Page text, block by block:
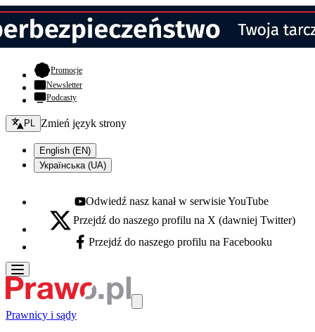
Promocje- otwiera się w nowej karcie
Newsletter
Podcasty
Zmień język - bieżący:
PL Zmień język strony
English (EN)
Українська (UA)
Youtube - otwiera się w nowej karcie
Odwiedź nasz kanał w serwisie YouTube
X - otwiera się w nowej karcie
Przejdź do naszego profilu na X (dawniej Twitter)
Facebook - otwiera się w nowej karcie
Przejdź do naszego profilu na Facebooku
Prawnicy i sądy